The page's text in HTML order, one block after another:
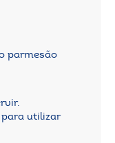
parmesão
para utilizar